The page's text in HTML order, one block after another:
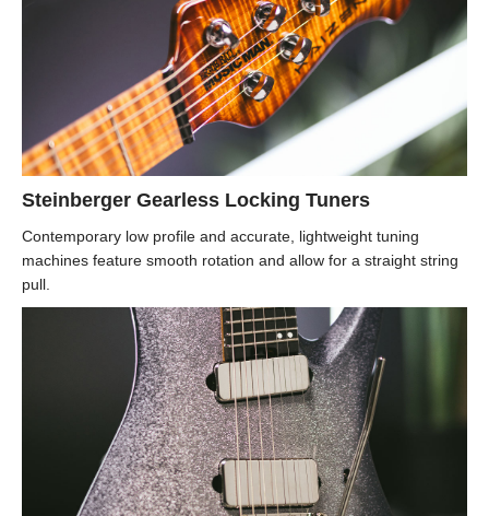
Steinberger Gearless Locking Tuners
Contemporary low profile and accurate, lightweight tuning
machines feature smooth rotation and allow for a straight string
pull.